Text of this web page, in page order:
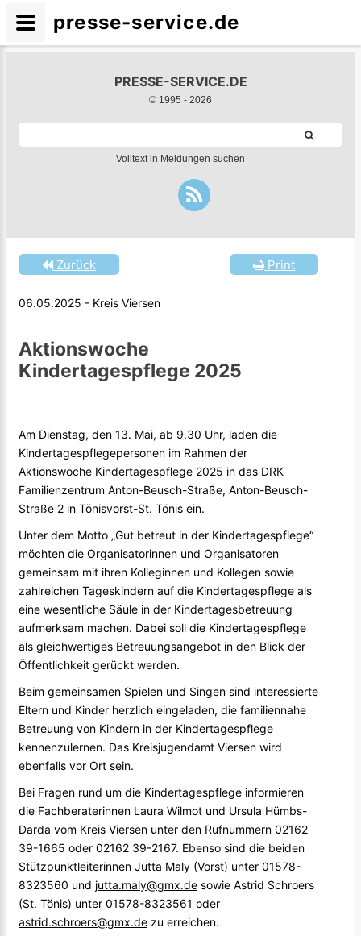
PRESSE-SERVICE.DE
© 1995 - 2026
Volltext in Meldungen suchen
Print
Zurück
06.05.2025 - Kreis Viersen
Aktionswoche
Kindertagespflege 2025
Am Dienstag, den 13. Mai, ab 9.30 Uhr, laden die
Kindertagespflegepersonen im Rahmen der
Aktionswoche Kindertagespflege 2025 in das DRK
Familienzentrum Anton-Beusch-Straße, Anton-Beusch-
Straße 2 in Tönisvorst-St. Tönis ein.
Unter dem Motto „Gut betreut in der Kindertagespflege“
möchten die Organisatorinnen und Organisatoren
gemeinsam mit ihren Kolleginnen und Kollegen sowie
zahlreichen Tageskindern auf die Kindertagespflege als
eine wesentliche Säule in der Kindertagesbetreuung
aufmerksam machen. Dabei soll die Kindertagespflege
als gleichwertiges Betreuungsangebot in den Blick der
Öffentlichkeit gerückt werden.
Beim gemeinsamen Spielen und Singen sind interessierte
Eltern und Kinder herzlich eingeladen, die familiennahe
Betreuung von Kindern in der Kindertagespflege
kennenzulernen. Das Kreisjugendamt Viersen wird
ebenfalls vor Ort sein.
Bei Fragen rund um die Kindertagespflege informieren
die Fachberaterinnen Laura Wilmot und Ursula Hümbs-
Darda vom Kreis Viersen unter den Rufnummern 02162
39-1665 oder 02162 39-2167. Ebenso sind die beiden
Stützpunktleiterinnen Jutta Maly (Vorst) unter 01578-
8323560 und jutta.maly@gmx.de sowie Astrid Schroers
(St. Tönis) unter 01578-8323561 oder
astrid.schroers@gmx.de zu erreichen.
presse-service.de